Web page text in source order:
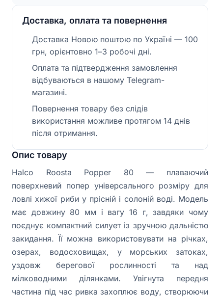
Доставка, оплата та повернення
Доставка Новою поштою по Україні — 100
грн, орієнтовно 1–3 робочі дні.
Оплата та підтвердження замовлення
відбуваються в нашому Telegram-
магазині.
Повернення товару без слідів
використання можливе протягом 14 днів
після отримання.
Опис товару
Halco Roosta Popper 80 — плаваючий
поверхневий попер універсального розміру для
ловлі хижої риби у прісній і солоній воді. Модель
має довжину 80 мм і вагу 16 г, завдяки чому
поєднує компактний силует із зручною дальністю
закидання. Її можна використовувати на річках,
озерах, водосховищах, у морських затоках,
уздовж берегової рослинності та над
мілководними ділянками. Увігнута передня
частина під час ривка захоплює воду, створюючи